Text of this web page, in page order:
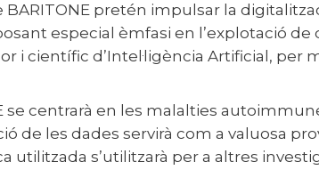
especial èmfasi en l’explotació
i científic d’Intel·ligència Artificial, per
de les dades servirà com a valuosa
utilitzada s’utilitzarà per a altres